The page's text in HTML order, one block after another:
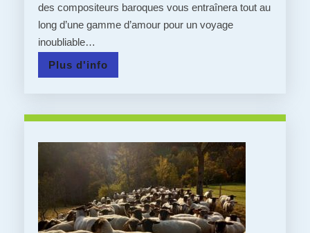
PROCHAIN,
DESTINATION
STEINBACH
POUR
BUS
des compositeurs baroques vous entraînera tout au
long d’une gamme d’amour pour un voyage
inoubliable…
Plus d'info
d'info